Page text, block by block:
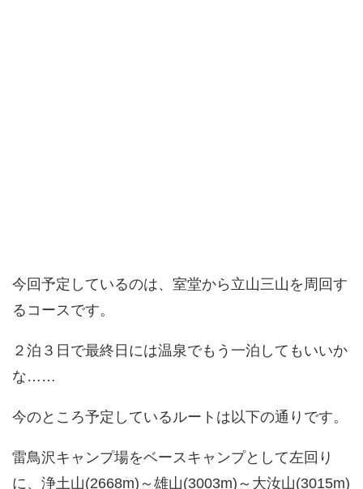
今回予定しているのは、室堂から立山三山を周回す
るコースです。
２泊３日で最終日には温泉でもう一泊してもいいか
な……
今のところ予定しているルートは以下の通りです。
雷鳥沢キャンプ場をベースキャンプとして左回り
に、浄土山(2668m)～雄山(3003m)～大汝山(3015m)